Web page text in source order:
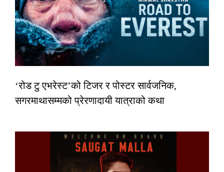
‘रोड टु एभरेस्ट’को टिजर र पोस्टर सार्वजनिक,
सगरमाथासम्मको प्रेरणादायी यात्राको कथा